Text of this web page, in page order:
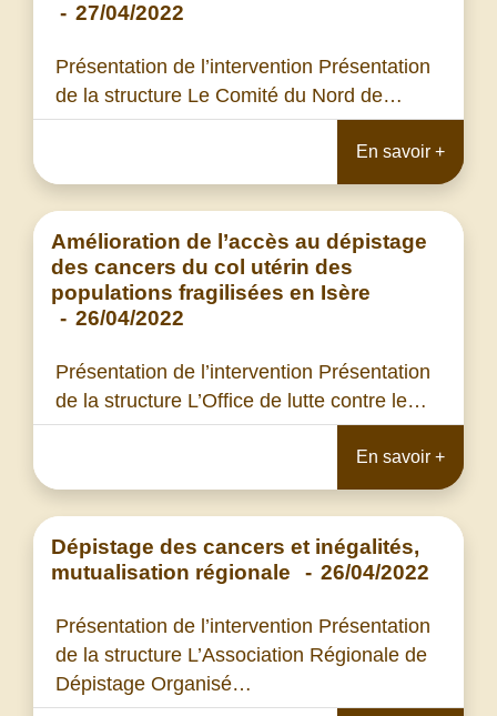
- 27/04/2022
Présentation de l’intervention Présentation
de la structure Le Comité du Nord de…
En savoir +
Amélioration de l’accès au dépistage
des cancers du col utérin des
populations fragilisées en Isère
- 26/04/2022
Présentation de l’intervention Présentation
de la structure L’Office de lutte contre le…
En savoir +
Dépistage des cancers et inégalités,
mutualisation régionale
- 26/04/2022
Présentation de l’intervention Présentation
de la structure L’Association Régionale de
Dépistage Organisé…